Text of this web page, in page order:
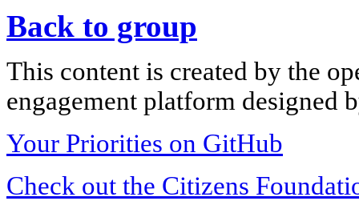
Back to group
This content is created by the
engagement platform designed
Your Priorities on GitHub
Check out the Citizens